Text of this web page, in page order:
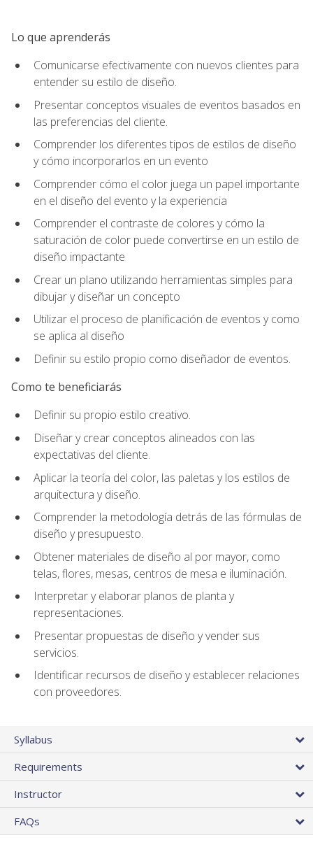
Lo que aprenderás
Comunicarse efectivamente con nuevos clientes para
entender su estilo de diseño.
Presentar conceptos visuales de eventos basados en
las preferencias del cliente.
Comprender los diferentes tipos de estilos de diseño
y cómo incorporarlos en un evento
Comprender cómo el color juega un papel importante
en el diseño del evento y la experiencia
Comprender el contraste de colores y cómo la
saturación de color puede convertirse en un estilo de
diseño impactante
Crear un plano utilizando herramientas simples para
dibujar y diseñar un concepto
Utilizar el proceso de planificación de eventos y como
se aplica al diseño
Definir su estilo propio como diseñador de eventos.
Como te beneficiarás
Definir su propio estilo creativo.
Diseñar y crear conceptos alineados con las
expectativas del cliente.
Aplicar la teoría del color, las paletas y los estilos de
arquitectura y diseño.
Comprender la metodología detrás de las fórmulas de
diseño y presupuesto.
Obtener materiales de diseño al por mayor, como
telas, flores, mesas, centros de mesa e iluminación.
Interpretar y elaborar planos de planta y
representaciones.
Presentar propuestas de diseño y vender sus
servicios.
Identificar recursos de diseño y establecer relaciones
con proveedores.
Syllabus
Requirements
Instructor
FAQs